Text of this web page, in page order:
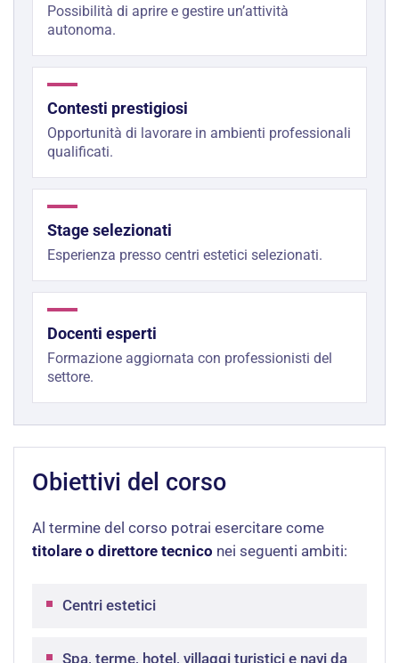
Possibilità di aprire e gestire un’attività
autonoma.
Contesti prestigiosi
Opportunità di lavorare in ambienti professionali
qualificati.
Stage selezionati
Esperienza presso centri estetici selezionati.
Docenti esperti
Formazione aggiornata con professionisti del
settore.
Obiettivi del corso
Al termine del corso potrai esercitare come
titolare o direttore tecnico nei seguenti ambiti:
Centri estetici
Spa, terme, hotel, villaggi turistici e navi da